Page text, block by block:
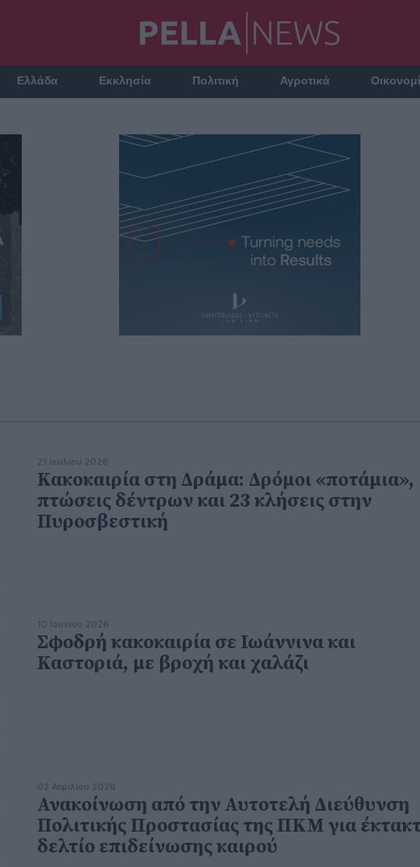
Ελλάδα Εκκλησία Πολιτική Αγροτικά
21 Ιουλίου 2026
Κακοκαιρία στη Δράμα: Δρόμοι «ποτάμια»,
πτώσεις δέντρων και 23 κλήσεις στην
Πυροσβεστική
10 Ιουνίου 2026
Σφοδρή κακοκαιρία σε Ιωάννινα και
Καστοριά, με βροχή και χαλάζι
02 Απριλίου 2026
Ανακοίνωση από την Αυτοτελή Διεύθυνση
Πολιτικής Προστασίας της ΠΚΜ για
δελτίο επιδείνωσης καιρού